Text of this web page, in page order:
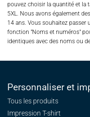
pouvez choisir la quantité et la
5XL. Nous avons également
14 ans. Vous souhaitez passer
fonction "Noms et numéros"
identiques avec des noms ou
Personnaliser et
Tous les produits
Impression T-shirt